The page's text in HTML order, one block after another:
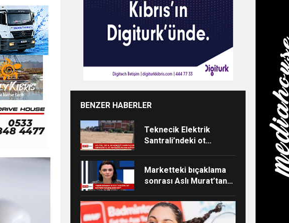
BENZER HABERLER
Teknecik Elektrik
Santrali’ndeki ot
devam ediyor
Marketteki bıçaklama
sonrası Aslı Murat’tan